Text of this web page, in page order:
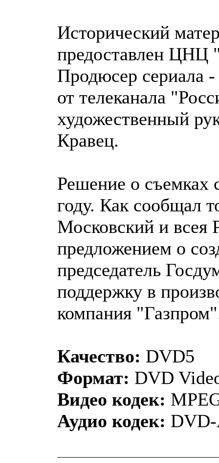
Исторический
предоставлен ЦНЦ
Продюсер сериала
от телеканала
художественный
Кравец.
Решение о съемках
году. Как сообщал
Московский и всея
предложением о
председатель
поддержку в
компания
Качество: DVD5
Формат: DVD
Видео кодек:
Аудио кодек: